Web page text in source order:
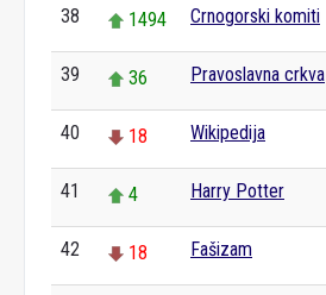
38 1494 Crnogorski komiti
39 36 Pravoslavna crkva
40 18 Wikipedija
41 4 Harry Potter
42 18 Fašizam